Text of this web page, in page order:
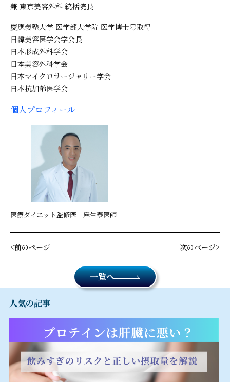
兼 東京美容外科 統括院長
慶應義塾大学 医学部大学院 医学博士号取得
日韓美容医学会学会長
日本形成外科学会
日本美容外科学会
日本マイクロサージャリー学会
日本抗加齢医学会
個人プロフィール
医療ダイエット監修医 麻生泰医師
前のページ 次のページ
一覧へ
人気の記事